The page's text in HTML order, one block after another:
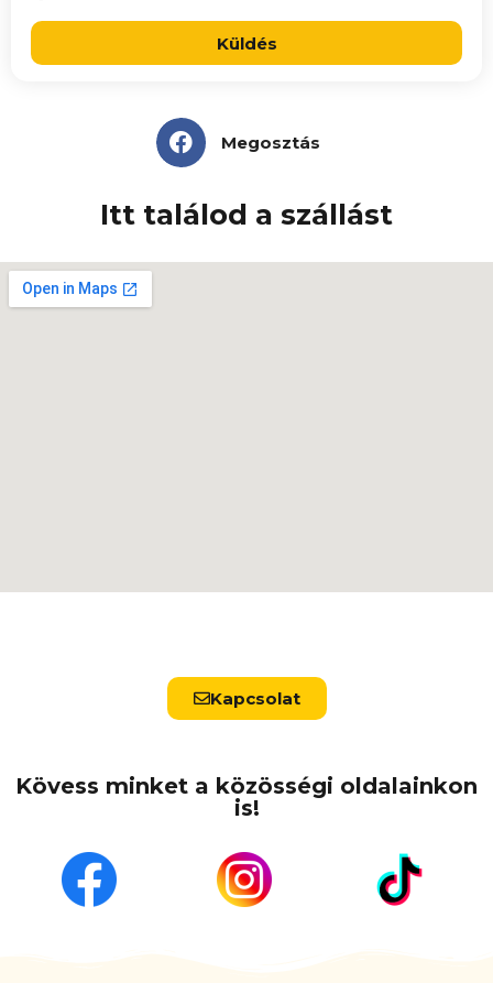
Küldés
Megosztás
Itt találod a szállást
Kapcsolat
Kövess minket a közösségi oldalainkon
is!